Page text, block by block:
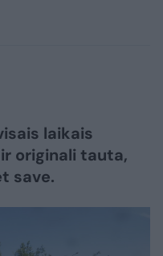
laikais
originali tauta,
save.